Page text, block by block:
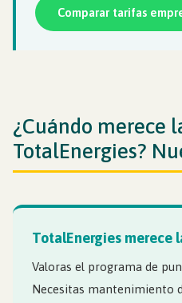
Comparar tarifas
¿Cuándo merece
TotalEnergies?
TotalEnergies merece
Valoras el programa de
Necesitas mantenimiento